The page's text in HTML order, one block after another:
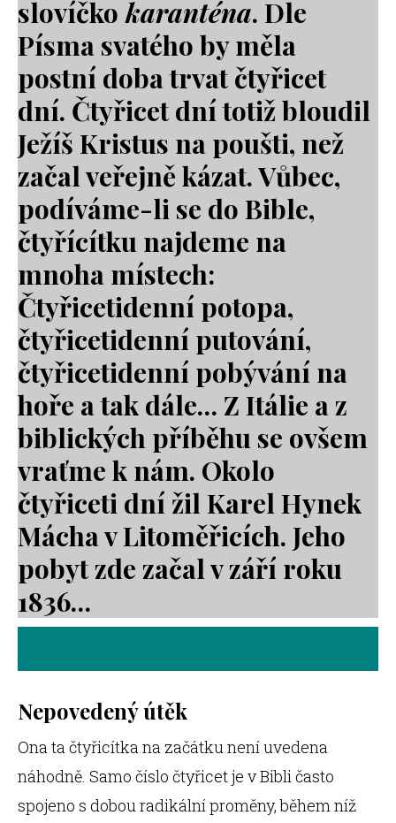
slovíčko karanténa. Dle
Písma svatého by měla
postní doba trvat čtyřicet
dní. Čtyřicet dní totiž bloudil
Ježíš Kristus na poušti, než
začal veřejně kázat. Vůbec,
podíváme-li se do Bible,
čtyřícítku najdeme na
mnoha místech:
Čtyřicetidenní potopa,
čtyřicetidenní putování,
čtyřicetidenní pobývání na
hoře a tak dále… Z Itálie a z
biblických příběhu se ovšem
vraťme k nám. Okolo
čtyřiceti dní žil Karel Hynek
Mácha v Litoměřicích. Jeho
pobyt zde začal v září roku
1836…
Nepovedený útěk
Ona ta čtyřicítka na začátku není uvedena
náhodně. Samo číslo čtyřicet je v Bibli často
spojeno s dobou radikální proměny, během níž